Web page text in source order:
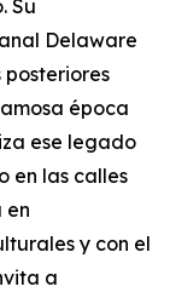
Su
Delaware
posteriores
época
ese legado
en las calles
en
y con el
a